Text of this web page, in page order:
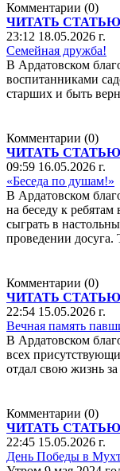
Комментарии (0)
ЧИТАТЬ СТАТЬЮ
23:12 18.05.2026 г.
Семейная дружба!
В Ардатовском
воспитанниками
старших и быть
Комментарии (0)
ЧИТАТЬ СТАТЬЮ
09:59 16.05.2026 г.
«Беседа по душам!»
В Ардатовском
на беседу к
сыграть в
проведении
Комментарии (0)
ЧИТАТЬ СТАТЬЮ
22:54 15.05.2026 г.
Вечная память
В Ардатовском
всех
отдал свою жизнь
Комментарии (0)
ЧИТАТЬ СТАТЬЮ
22:45 15.05.2026 г.
День Победы в